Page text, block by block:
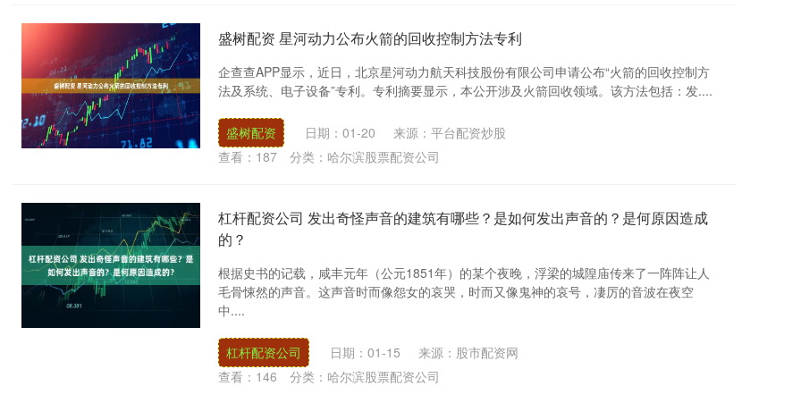
盛树配资 星河动力公布火箭的回收控制方法专利
企查查APP显示，近日，北京星河动力航天科技股份有限公司申请公布“火箭的回收控制方
法及系统、电子设备”专利。专利摘要显示，本公开涉及火箭回收领域。该方法包括：发....
盛树配资 日期：01-20
来源：平台配资炒股
查看： 187 分类： 哈尔滨股票配资公司
杠杆配资公司 发出奇怪声音的建筑有哪些？是如何发出声音的？是何原因造成
的？
根据史书的记载，咸丰元年（公元1851年）的某个夜晚，浮梁的城隍庙传来了一阵阵让人
毛骨悚然的声音。这声音时而像怨女的哀哭，时而又像鬼神的哀号，凄厉的音波在夜空
中....
杠杆配资公司 日期：01-15
来源：股市配资网
查看： 146 分类： 哈尔滨股票配资公司